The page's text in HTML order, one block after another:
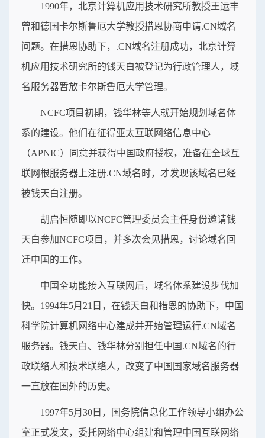
1990年，北京计算机应用技术研究所教授王运丰
曾和德国卡尔斯鲁厄大学教授措恩协商申请.CN域名
问题。在措恩协助下，.CN域名注册成功，北京计算
机应用技术研究所的钱天白被登记为行政管理人，域
名服务器暂放卡尔斯鲁厄大学管理。
NCFC项目初期，钱华林等人就开始规划域名体
系的建设。他们在征得亚太互联网络信息中心
（APNIC）同意并获得中国政府授权，准备在全球互
联网根服务器上注册.CN域名时，才发现该域名已经
被钱天白注册。
胡启恒随即以NCFC管理委员会主任身份邀请钱
天白参加NCFC项目，并多次会见措恩，讨论域名回
迁中国的工作。
中国全功能接入互联网后，域名体系建设步伐加
快。1994年5月21日，在钱天白和措恩的协助下，中国
科学院计算机网络中心建成并开始管理运行.CN域名
服务器。钱天白、钱华林分别担任中国.CN域名的行
政联络人和技术联络人，改变了中国国家域名服务器
一直放在国外的历史。
1997年5月30日，国务院信息化工作领导小组办公
室正式发文，委托网络中心组建和管理中国互联网络